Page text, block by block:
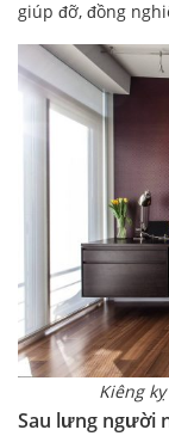
giúp đỡ, đồng
Kiêng
Sau lưng người